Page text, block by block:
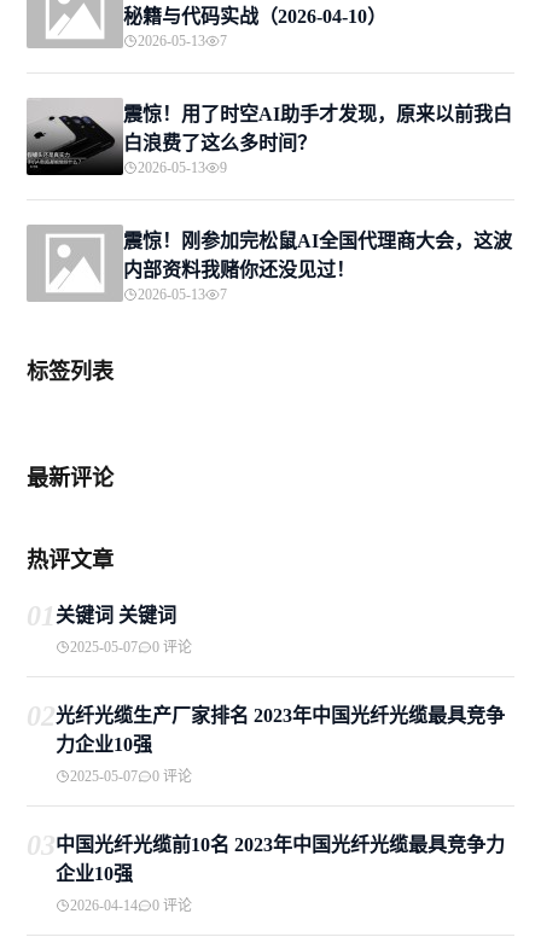
秘籍与代码实战（2026-04-10）
2026-05-13 7
震惊！用了时空AI助手才发现，原来以前我白
白浪费了这么多时间？
2026-05-13 9
震惊！刚参加完松鼠AI全国代理商大会，这波
内部资料我赌你还没见过！
2026-05-13 7
标签列表
最新评论
热评文章
01关键词 关键词
2025-05-07 0 评论
02光纤光缆生产厂家排名 2023年中国光纤光缆最具竞争
力企业10强
2025-05-07 0 评论
03中国光纤光缆前10名 2023年中国光纤光缆最具竞争力
企业10强
2026-04-14 0 评论